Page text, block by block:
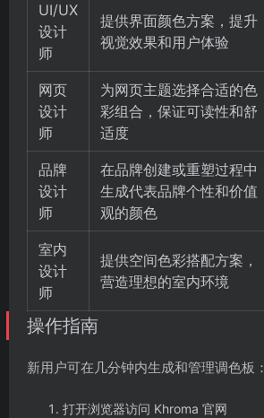
UI/UX
设计
师
提供界面颜色方案，提升
视觉效果和用户体验
网页
设计
师
为网页主题选择合适的色
彩组合，保证可读性和舒
适度
品牌
设计
师
在品牌创建或重塑过程中
生成代表品牌个性和价值
观的颜色
室内
设计
师
提供空间色彩搭配方案，
营造理想的室内环境
操作指南
新用户可在几分钟内生成和管理调色板：
打开浏览器访问 Khroma 官网